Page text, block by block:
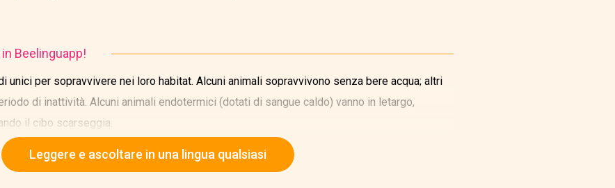
Beelinguapp!
unici per sopravvivere nei loro habitat. Alcuni animali sopravvivono senza bere acqua; altri
di inattività. Alcuni animali endotermici (dotati di sangue caldo) vanno in letargo,
il cibo scarseggia.
Leggere e ascoltare in una lingua qualsiasi